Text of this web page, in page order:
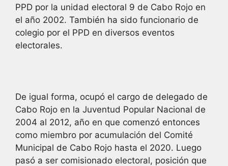
PPD por la unidad electoral 9 de Cabo Rojo en
el año 2002. También ha sido funcionario de
colegio por el PPD en diversos eventos
electorales.
De igual forma, ocupó el cargo de delegado de
Cabo Rojo en la Juventud Popular Nacional de
2004 al 2012, año en que comenzó entonces
como miembro por acumulación del Comité
Municipal de Cabo Rojo hasta el 2020. Luego
pasó a ser comisionado electoral, posición que